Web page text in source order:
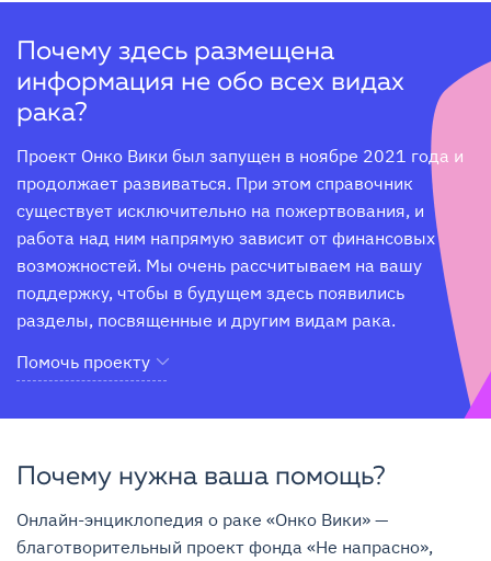
Почему здесь размещена
информация не обо всех видах
рака?
Проект Онко Вики был запущен в ноябре 2021 года и
продолжает развиваться. При этом справочник
существует исключительно на пожертвования, и
работа над ним напрямую зависит от финансовых
возможностей. Мы очень рассчитываем на вашу
поддержку, чтобы в будущем здесь появились
разделы, посвященные и другим видам рака.
Помочь проекту
Почему нужна ваша помощь?
Онлайн-энциклопедия о раке «Онко Вики» —
благотворительный проект фонда «Не напрасно»,